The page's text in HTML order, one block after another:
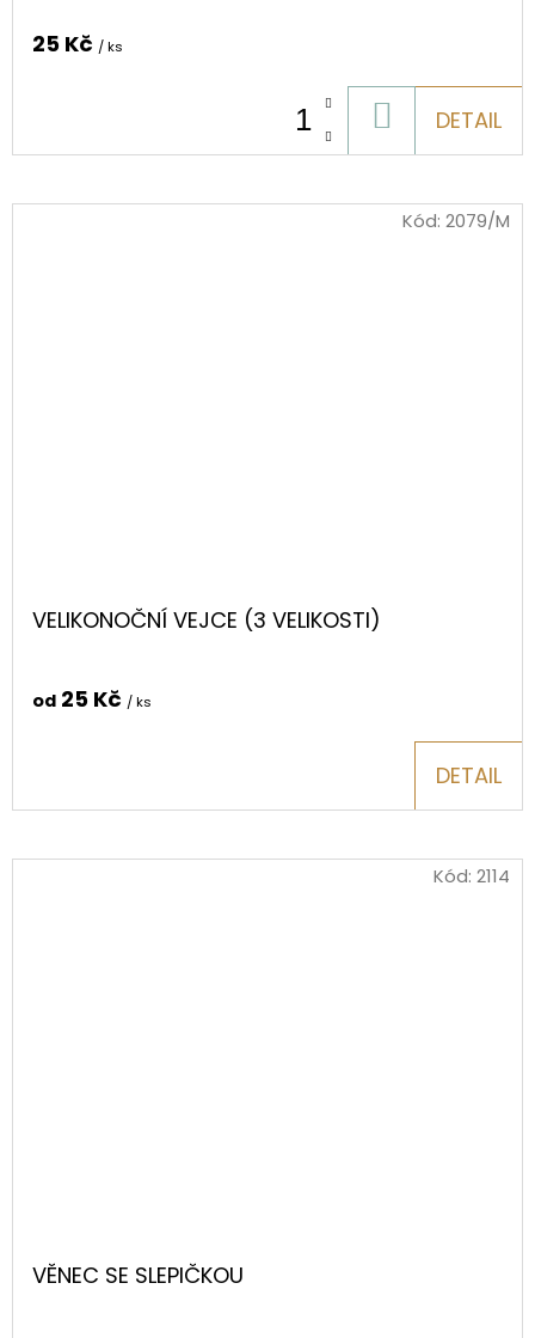
25 Kč / ks
KOŠÍKU
DETAIL
VELIKONOČNÍ VEJCE (3 VELIKOSTI)
od 25 Kč / ks
DETAIL
Kód: 2079/M
VĚNEC SE SLEPIČKOU
Kód: 2114